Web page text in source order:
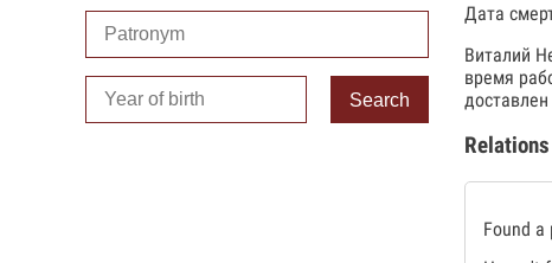
Search
Дата
Виталий
время
Relations
Found